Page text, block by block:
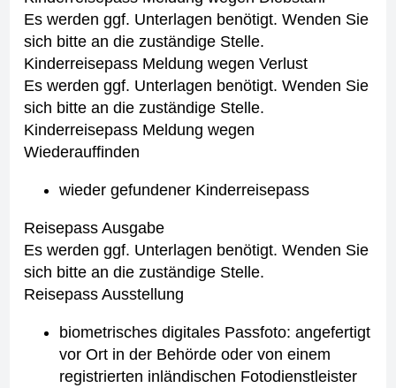
Es werden ggf. Unterlagen benötigt. Wenden Sie
sich bitte an die zuständige Stelle.
Kinderreisepass Meldung wegen Verlust
Es werden ggf. Unterlagen benötigt. Wenden Sie
sich bitte an die zuständige Stelle.
Kinderreisepass Meldung wegen
Wiederauffinden
wieder gefundener Kinderreisepass
Reisepass Ausgabe
Es werden ggf. Unterlagen benötigt. Wenden Sie
sich bitte an die zuständige Stelle.
Reisepass Ausstellung
biometrisches digitales Passfoto: angefertigt
vor Ort in der Behörde oder von einem
registrierten inländischen Fotodienstleister